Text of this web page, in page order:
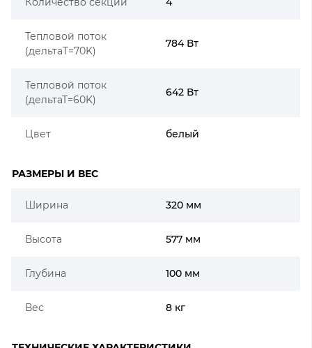
Тепловой поток
(дельтаT=70K)
784 Вт
Тепловой поток
(дельтаТ=60K)
642 Вт
Цвет белый
РАЗМЕРЫ И ВЕС
Ширина 320 мм
Высота 577 мм
Глубина 100 мм
Вес 8 кг